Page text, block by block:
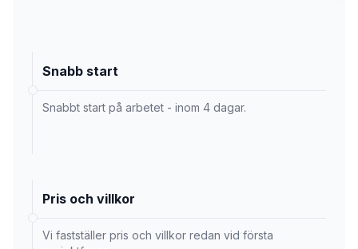
Snabb start
Snabbt start på arbetet - inom 4 dagar.
Pris och villkor
Vi fastställer pris och villkor redan vid första